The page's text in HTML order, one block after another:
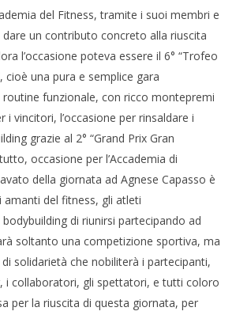
del Fitness, tramite i suoi membri e
un contributo concreto alla riuscita
l’occasione poteva essere il 6° “Trofeo
cioè una pura e semplice gara
funzionale, con ricco montepremi
i vincitori, l’occasione per rinsaldare i
grazie al 2° “Grand Prix Gran
occasione per l’Accademia di
della giornata ad Agnese Capasso è
amanti del fitness, gli atleti
bodybuilding di riunirsi partecipando ad
soltanto una competizione sportiva, ma
solidarietà che nobiliterà i partecipanti,
i collaboratori, gli spettatori, e tutti coloro
per la riuscita di questa giornata, per